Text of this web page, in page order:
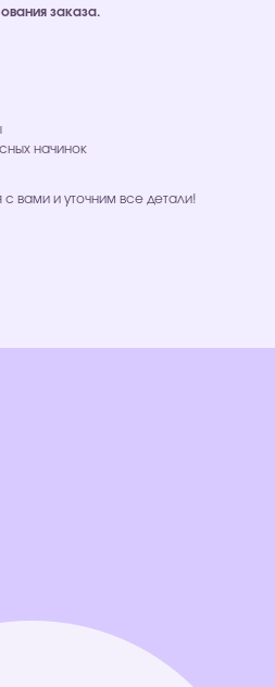
заказа.
начинок
вами и уточним все детали!